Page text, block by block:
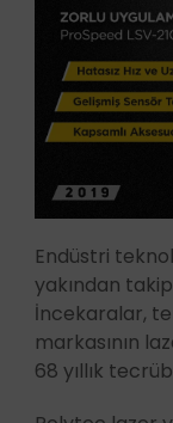
Endüstri
yakından
İncekaralar,
markasının
68 yıllık